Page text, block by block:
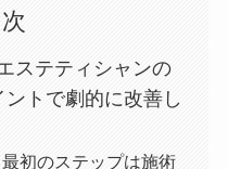
ステティシャンの
トで劇的に改善し
初のステップは施術